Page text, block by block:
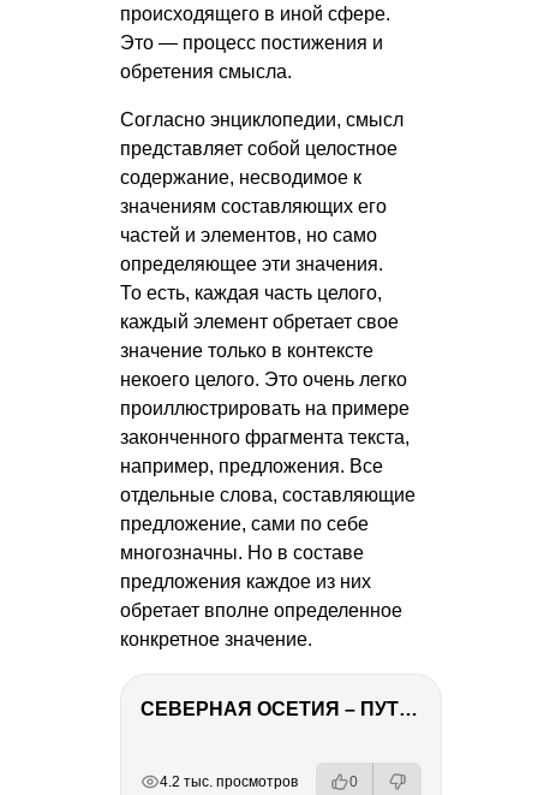
происходящего в иной сфере.
Это — процесс постижения и
обретения смысла.
Согласно энциклопедии, смысл
представляет собой целостное
содержание, несводимое к
значениям составляющих его
частей и элементов, но само
определяющее эти значения.
То есть, каждая часть целого,
каждый элемент обретает свое
значение только в контексте
некоего целого. Это очень легко
проиллюстрировать на примере
законченного фрагмента текста,
например, предложения. Все
отдельные слова, составляющие
предложение, сами по себе
многозначны. Но в составе
предложения каждое из них
обретает вполне определенное
конкретное значение.
СЕВЕРНАЯ ОСЕТИЯ – ПУТЕШЕСТВИЕ НА КАВКАЗ часть 4
4.2 тыс. просмотров 0